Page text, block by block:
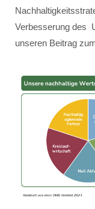
Verbesserung des
unseren Beitrag